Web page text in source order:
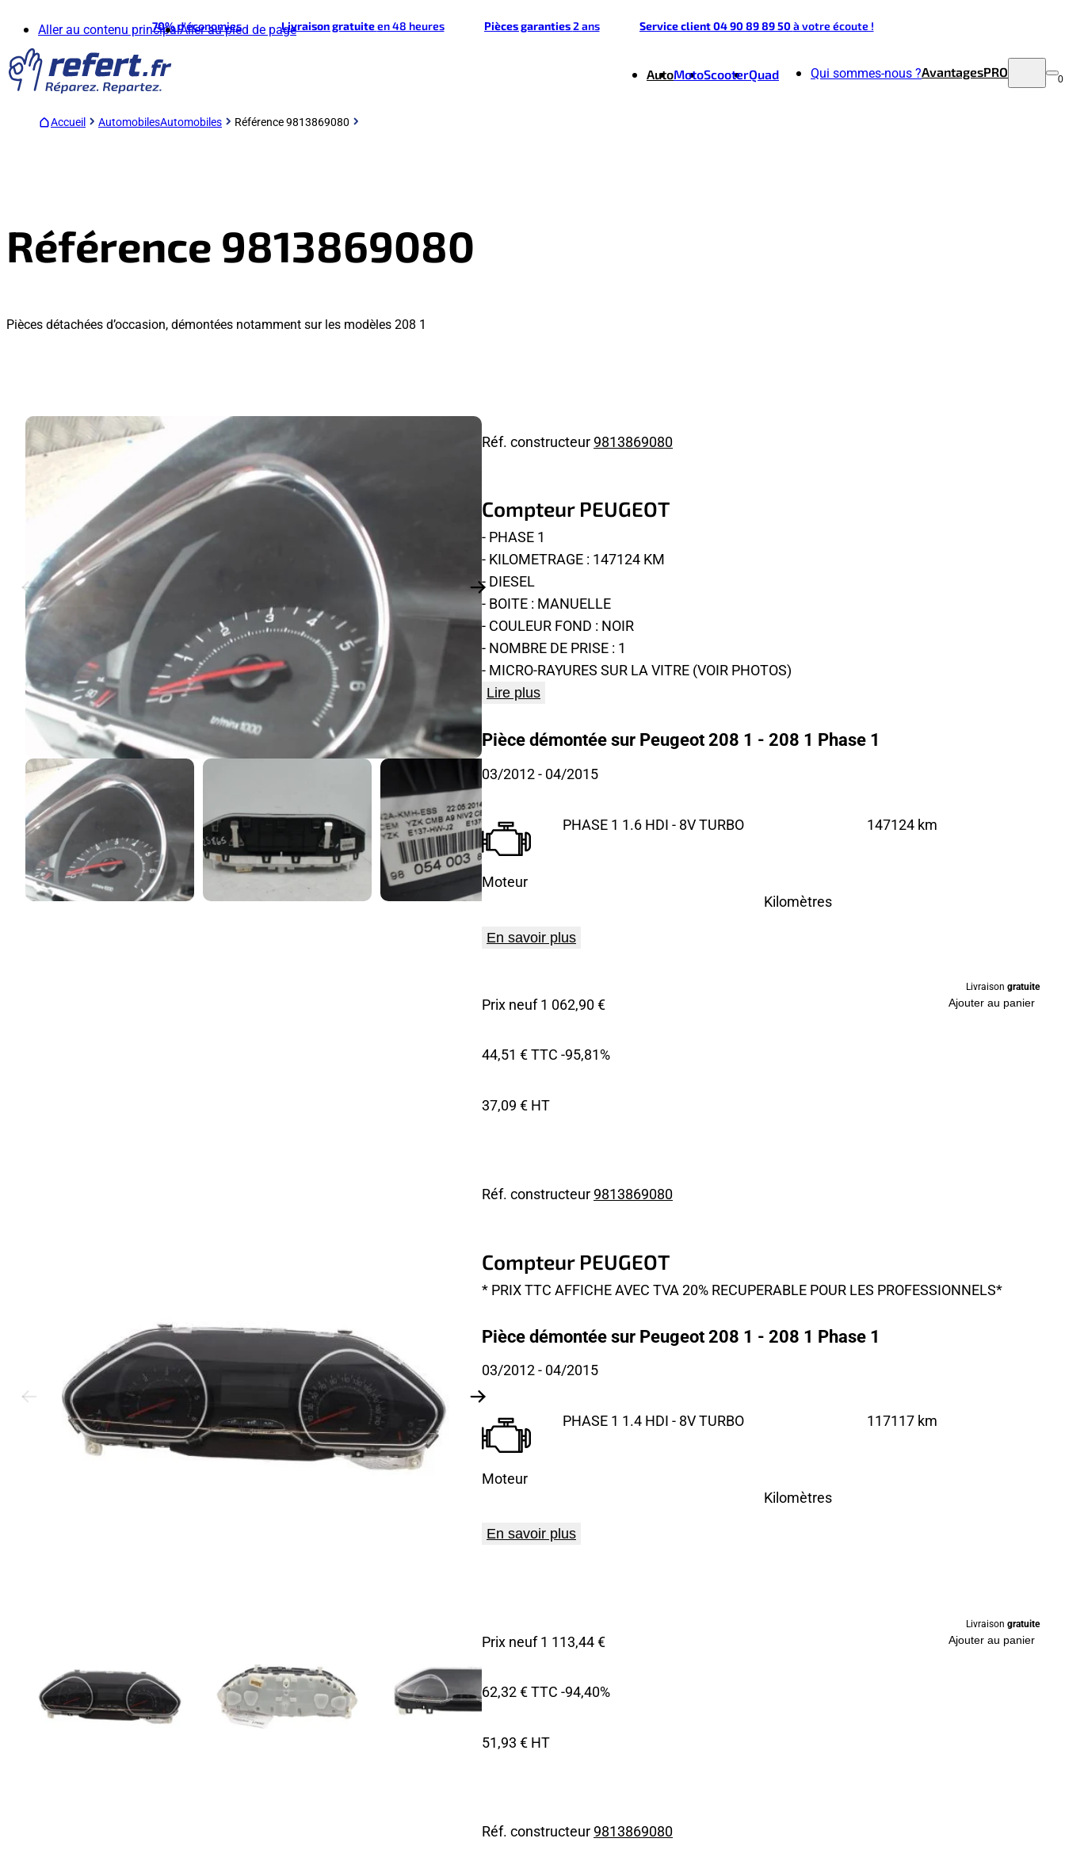
Aller au contenu principalAller au pied de page
70%d'économies Livraison gratuiteen 48 heures Pièces garanties2 ans Service client 04 90 89 89 50à votre écoute !
AutoMotoScooterQuad Qui sommes-nous ?AvantagesPRO 0
Accueil AutomobilesAutomobiles Référence 9813869080
Référence 9813869080
Pièces détachées d’occasion, démontées notamment sur les modèles 208 1
Réf. constructeur 9813869080
Compteur PEUGEOT
- PHASE 1
- KILOMETRAGE : 147124 KM
- DIESEL
- BOITE : MANUELLE
- COULEUR FOND : NOIR
- NOMBRE DE PRISE : 1
- MICRO-RAYURES SUR LA VITRE (VOIR PHOTOS)
Lire plus
Pièce démontée sur Peugeot 208 1 - 208 1 Phase 1
03/2012- 04/2015
Moteur
PHASE 1 1.6 HDI - 8V TURBO
Kilomètres
147124 km
En savoir plus
Prix neuf 1 062,90 €
44,51 € TTC -95,81%
37,09 € HT
Livraison gratuite
Ajouter au panier
Réf. constructeur 9813869080
Compteur PEUGEOT
* PRIX TTC AFFICHE AVEC TVA 20% RECUPERABLE POUR LES PROFESSIONNELS*
Pièce démontée sur Peugeot 208 1 - 208 1 Phase 1
03/2012- 04/2015
Moteur
PHASE 1 1.4 HDI - 8V TURBO
Kilomètres
117117 km
En savoir plus
Prix neuf 1 113,44 €
62,32 € TTC -94,40%
51,93 € HT
Livraison gratuite
Ajouter au panier
Réf. constructeur 9813869080